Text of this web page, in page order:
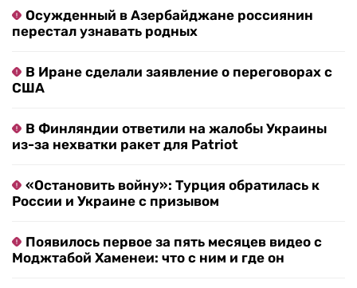
Осужденный в Азербайджане россиянин
перестал узнавать родных
В Иране сделали заявление о переговорах с
США
В Финляндии ответили на жалобы Украины
из-за нехватки ракет для Patriot
«Остановить войну»: Турция обратилась к
России и Украине с призывом
Появилось первое за пять месяцев видео с
Моджтабой Хаменеи: что с ним и где он